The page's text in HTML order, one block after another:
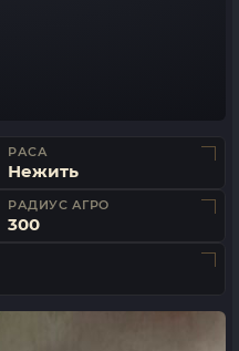
РАСА
Нежить
РАДИУС АГРО
300